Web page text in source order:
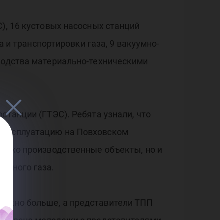
16 кустовых насосных станций
транспортировки газа, 9 вакуумно-
материально-техническими
(ГТЭС). Ребята узнали, что
на Повховском
производственные объекты, но и
газа.
больше, а представители ТПП